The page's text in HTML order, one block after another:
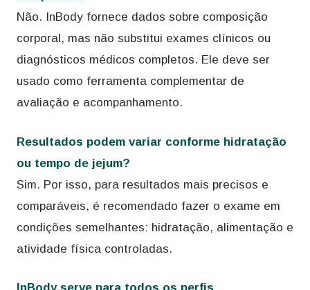
Não. InBody fornece dados sobre composição
corporal, mas não substitui exames clínicos ou
diagnósticos médicos completos. Ele deve ser
usado como ferramenta complementar de
avaliação e acompanhamento.
Resultados podem variar conforme hidratação
ou tempo de jejum?
Sim. Por isso, para resultados mais precisos e
comparáveis, é recomendado fazer o exame em
condições semelhantes: hidratação, alimentação e
atividade física controladas.